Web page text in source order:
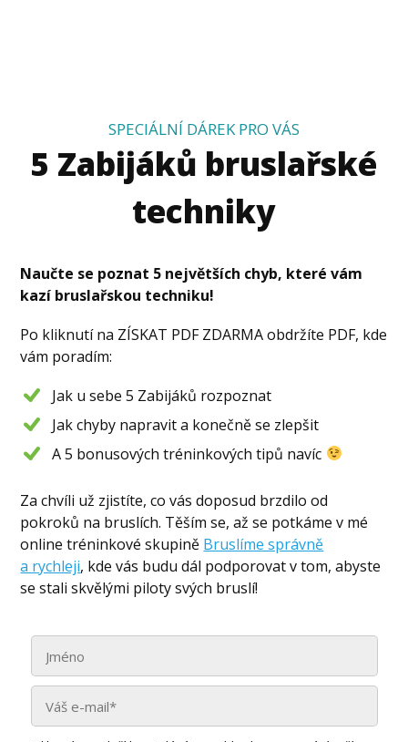
SPECIÁLNÍ DÁREK PRO VÁS
5 Zabijáků bruslařské
techniky
Naučte se poznat 5 největších chyb, které vám
kazí bruslařskou techniku!
Po kliknutí na ZÍSKAT PDF ZDARMA obdržíte PDF, kde
vám poradím:
Jak u sebe 5 Zabijáků rozpoznat
Jak chyby napravit a konečně se zlepšit
A 5 bonusových tréninkových tipů navíc
Za chvíli už zjistíte, co vás doposud brzdilo od
pokroků na bruslích. Těším se, až se potkáme v mé
online tréninkové skupině Bruslíme správně
a rychleji, kde vás budu dál podporovat v tom, abyste
se stali skvělými piloty svých bruslí!